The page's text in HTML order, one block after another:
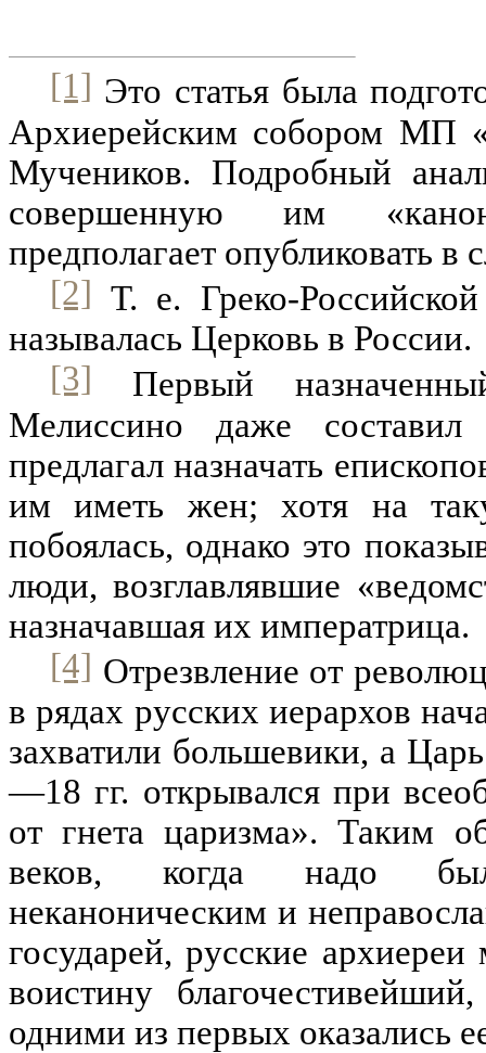
[1] Это статья была
Архиерейским собором МП
Мучеников. Подробный
совершенную им
предполагает опубликовать
[2] Т. е. Греко-
называлась Церковь в России.
[3] Первый
Мелиссино даже составил
предлагал назначать
им иметь жен; хотя на
побоялась, однако это
люди, возглавлявшие
назначавшая их императрица.
[4] Отрезвление от
в рядах русских иерархов
захватили большевики, а
—18 гг. открывался при
от гнета царизма». Таким
веков, когда надо
неканоническим и
государей, русские
воистину
одними из первых оказались